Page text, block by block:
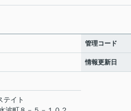
管理コード
情報更新日
テイト